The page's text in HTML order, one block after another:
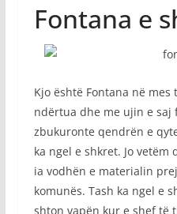
Fontana e
Kjo është Fontana në mes
ndërtua dhe me ujin e saj
zbukuronte qendrën e
ka ngel e shkret. Jo
ia vodhën e materialin
komunës. Tash ka ngel e
shton vapën kur e shef të